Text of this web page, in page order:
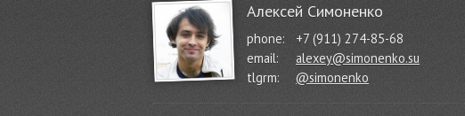
Алексей Симоненко
phone:
+7 (911) 274-85-68
email:
alexey@simonenko.su
tlgrm:
@simonenko